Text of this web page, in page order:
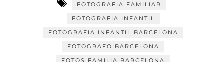
FOTOGRAFIA FAMILIAR
FOTOGRAFIA INFANTIL
FOTOGRAFIA INFANTIL BARCELONA
FOTOGRAFO BARCELONA
FOTOS FAMILIA BARCELONA